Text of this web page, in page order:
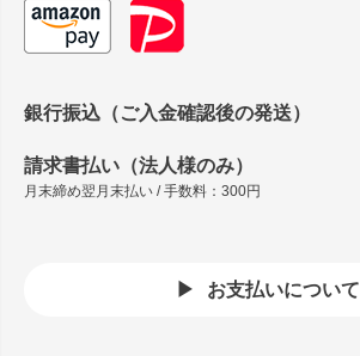
銀行振込（ご入金確認後の発送）
請求書払い（法人様のみ）
月末締め翌月末払い / 手数料：300円
お支払いについて